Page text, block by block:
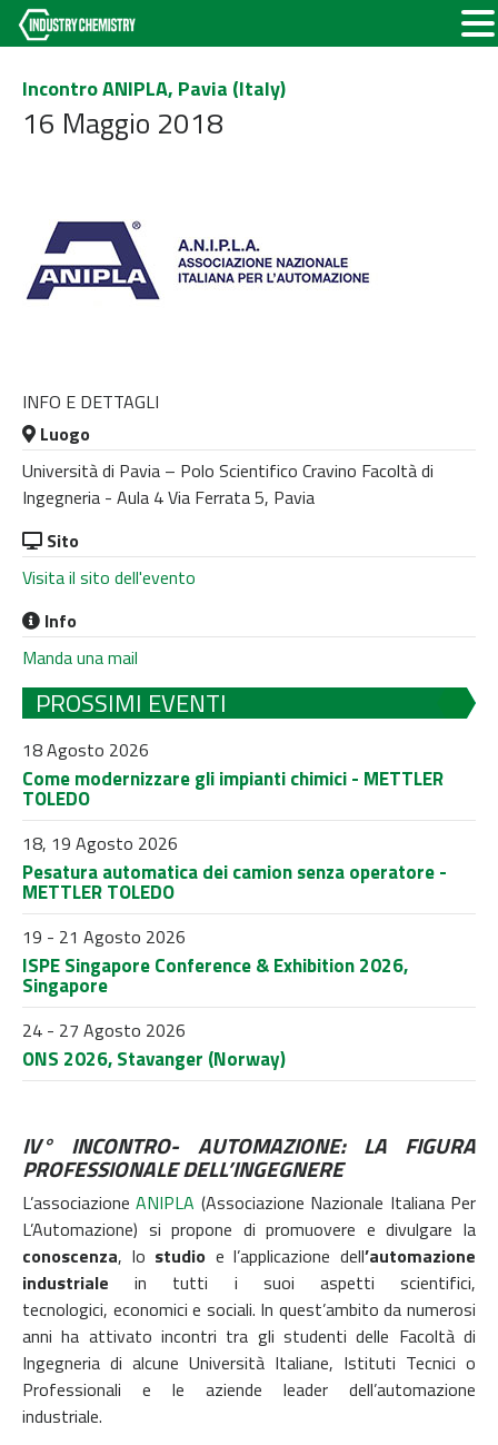
Incontro ANIPLA, Pavia (Italy)
16 Maggio 2018
INFO E DETTAGLI
Luogo
Università di Pavia – Polo Scientifico Cravino Facoltà di
Ingegneria - Aula 4 Via Ferrata 5, Pavia
Sito
Visita il sito dell'evento
Info
Manda una mail
PROSSIMI EVENTI
18 Agosto 2026
Come modernizzare gli impianti chimici - METTLER
TOLEDO
18, 19 Agosto 2026
Pesatura automatica dei camion senza operatore -
METTLER TOLEDO
19 - 21 Agosto 2026
ISPE Singapore Conference & Exhibition 2026,
Singapore
24 - 27 Agosto 2026
ONS 2026, Stavanger (Norway)
IV° INCONTRO- AUTOMAZIONE: LA FIGURA
PROFESSIONALE DELL’INGEGNERE
L’associazioneANIPLA (Associazione Nazionale Italiana Per
L’Automazione) si propone di promuovere e divulgare la
conoscenza, lo studio e l’applicazione dell’automazione
industriale in tutti i suoi aspetti scientifici,
tecnologici, economici e sociali. In quest’ambito da numerosi
anni ha attivato incontri tra gli studenti delle Facoltà di
Ingegneria di alcune Università Italiane, Istituti Tecnici o
Professionali e le aziende leader dell’automazione
industriale.